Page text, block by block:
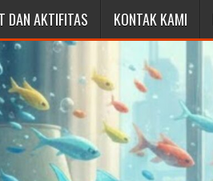
DAN AKTIFITAS KONTAK KAMI